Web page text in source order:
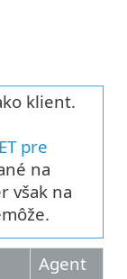
klient.
pre
na
však na
Agent